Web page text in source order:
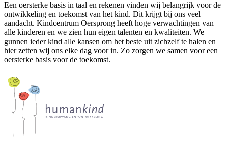
Een oersterke basis in taal en rekenen vinden wij belangrijk voor de
ontwikkeling en toekomst van het kind. Dit krijgt bij ons veel
aandacht. Kindcentrum Oersprong heeft hoge verwachtingen van
alle kinderen en we zien hun eigen talenten en kwaliteiten. We
gunnen ieder kind alle kansen om het beste uit zichzelf te halen en
hier zetten wij ons elke dag voor in. Zo zorgen we samen voor een
oersterke basis voor de toekomst.